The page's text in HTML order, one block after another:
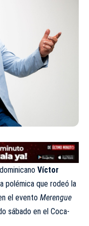
Víctor
polémica que rodeó la
el evento Merengue
sábado en el Coca-